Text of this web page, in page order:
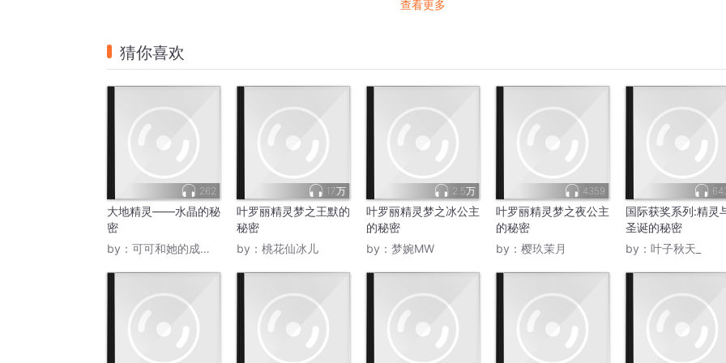
查看更多
猜你喜欢
262
大地精灵——水晶的秘
密
by： 可可和她的成长干货
17万
叶罗丽精灵梦之王默的
秘密
by： 桃花仙冰儿
2.5万
叶罗丽精灵梦之冰公主
的秘密
by： 梦婉MW
4359
叶罗丽精灵梦之夜公主
的秘密
by： 樱玖茉月
国际获奖系列:精灵
圣诞的秘密
by： 叶子秋天_